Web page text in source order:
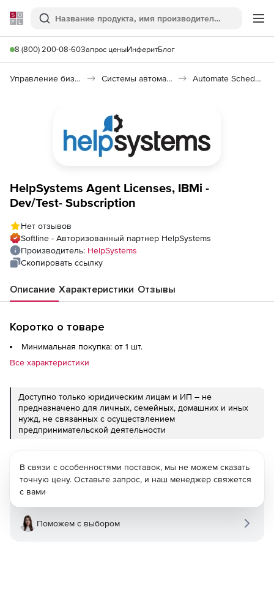
Softline
Поиск
8 (800) 200-08-60Запрос ценыИнферитБлог
Управление бизнесом, CRM/ERP Системы автоматизации Automate Schedule
HelpSystems Agent Licenses, IBMi -
Dev/Test- Subscription
Нет отзывов
Softline - Авторизованный партнер HelpSystems
Производитель: HelpSystems
Скопировать ссылку
Описание Характеристики Отзывы
Коротко о товаре
Минимальная покупка: от 1 шт.
Все характеристики
Доступно только юридическим лицам и ИП – не
предназначено для личных, семейных, домашних и иных
нужд, не связанных с осуществлением
предпринимательской деятельности
В связи с особенностями поставок, мы не можем сказать
точную цену. Оставьте запрос, и наш менеджер свяжется
с вами
Поможем с выбором